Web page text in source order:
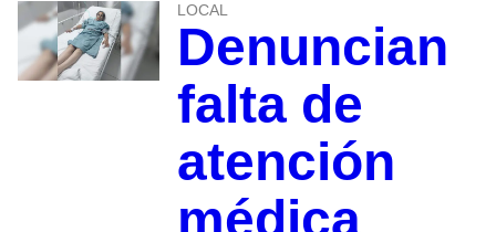
LOCAL
Denuncian
falta de
atención
médica